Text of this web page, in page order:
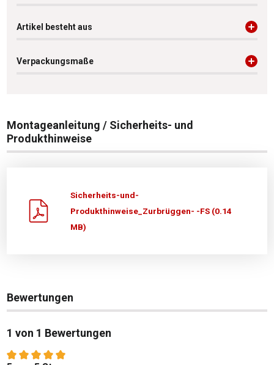
Artikel besteht aus
Verpackungsmaße
Montageanleitung / Sicherheits- und
Produkthinweise
Sicherheits-und-
Produkthinweise_Zurbrüggen- -FS (0.14
MB)
Bewertungen
1 von 1 Bewertungen
Durchschnittliche Bewertung von 5 von 5 Sternen